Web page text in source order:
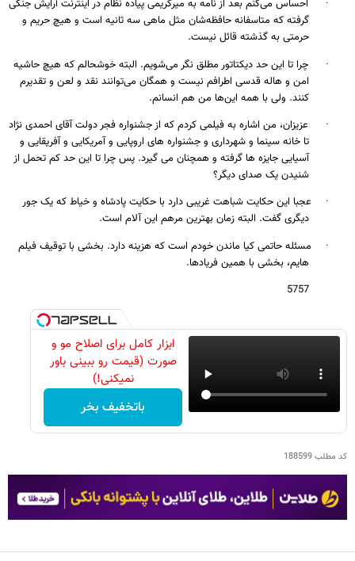
·
احساس می‌کنم بعد از نامه به میرکریمی پیاده نظام در اینترنت آرایش جنگی
گرفته که متاسفانه حافظه‌شان مثل ماهی سه ثانیه است و هیچ حریم و
حرمتی به گذشته قائل نیست.
·
چرا تا این حد دیکتاتور مطلق نگر می‌شویم. البته خوشحالم که هیچ حاشیه
امن و هاله قدسی اطرافم نیست و همگان می‌توانند نقد و لعن و تقدیرم
کنند. ولی با همه این‌ها من هم انسانم.
·
عزیزان، من اشاره به فیلمی کردم که از جشنواره فجر دولت آقای احمدی نژاد
تا خانه سینما و شهرداری و جشنواره های اروپایی و آمریکایی و آفریقایی و
آسیایی جایزه ها گرفته و همچنان می گیرد. پس چرا تا این حد کم تحمل از
شنیدن یک صدای دیگر؟
·
عجبا این حکایت شباهت غریبی دارد با حکایت پادشاه و خیاط که یک جور
دیگری گفت. البته زمان بهترین مرهم این آلام است.
·
مسئله حاتمی کیا ماندن خودم است که هزینه دارد. بخشی با توقیف فیلم
هایم، بخشی با همین فریادها.
5757
ابزار کامل برای اصلاح مو و
صورت (قیمت رو ببینی باور
نمیکنی!)
باتخفیف بخر
کد مطلب188599